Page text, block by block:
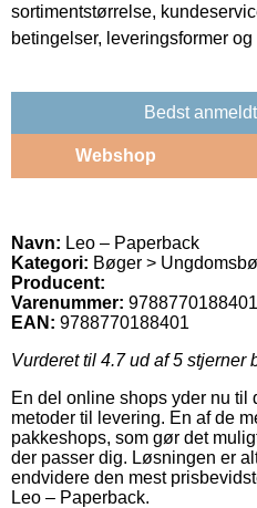
sortimentstørrelse,
betingelser, leveringsformer
Bedst
Webshop
Navn: Leo – Paperback
Kategori: Bøger >
Producent:
Varenummer: 9788770188401
EAN: 9788770188401
Vurderet til 4.7ud af 5 stjerner
En del online shops yder nu
metoder til levering. En af de
pakkeshops, som gør det
der passer dig. Løsningen er
endvidere den mest
Leo – Paperback.